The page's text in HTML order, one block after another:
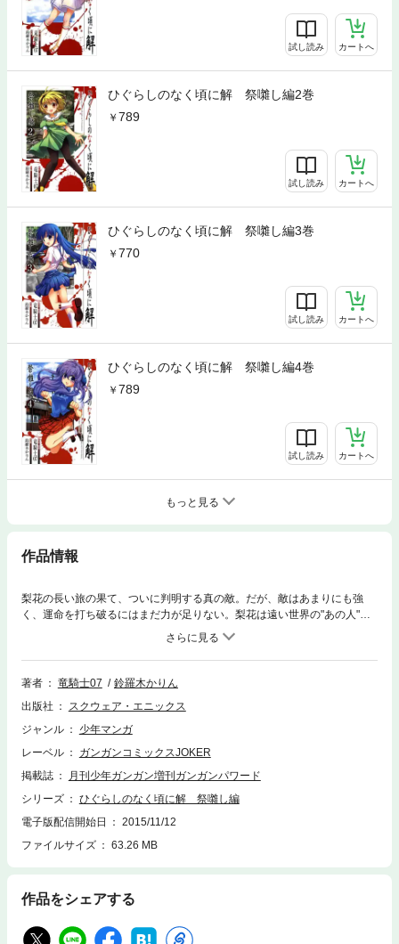
試し読み カートへ
ひぐらしのなく頃に解 祭囃し編2巻
789
試し読み カートへ
ひぐらしのなく頃に解 祭囃し編3巻
770
試し読み カートへ
ひぐらしのなく頃に解 祭囃し編4巻
789
試し読み カートへ
もっと見る
作品情報
梨花の長い旅の果て、ついに判明する真の敵。だが、敵はあまりにも強
く、運命を打ち破るにはまだ力が足りない。梨花は遠い世界の"あの人"に
呼びかける。その願いが届くと信じて――。怒涛の展開に目が離せない、
興奮の第４巻!!(C)竜騎士07／07th Expansion (C)2009 Karin Suzuragi Spe
cial Thanks:TYPE-MOON
著者
竜騎士07
鈴羅木かりん
出版社
スクウェア・エニックス
ジャンル
少年マンガ
レーベル
ガンガンコミックスJOKER
掲載誌
月刊少年ガンガン増刊ガンガンパワード
シリーズ
ひぐらしのなく頃に解 祭囃し編
電子版配信開始日
2015/11/12
ファイルサイズ
63.26 MB
作品をシェアする